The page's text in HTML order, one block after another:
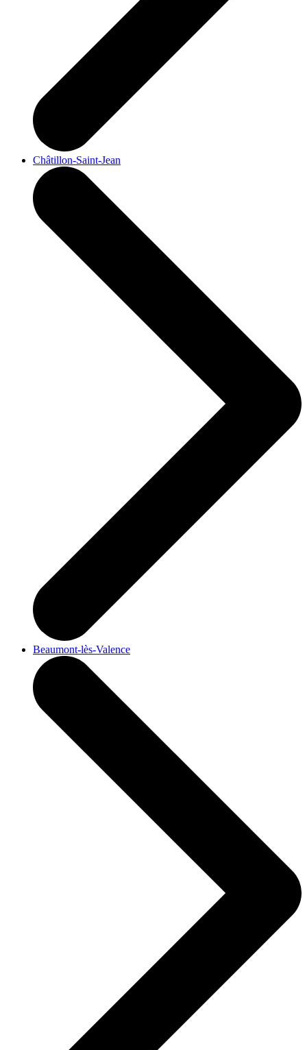
Châtillon-Saint-Jean
Beaumont-lès-Valence